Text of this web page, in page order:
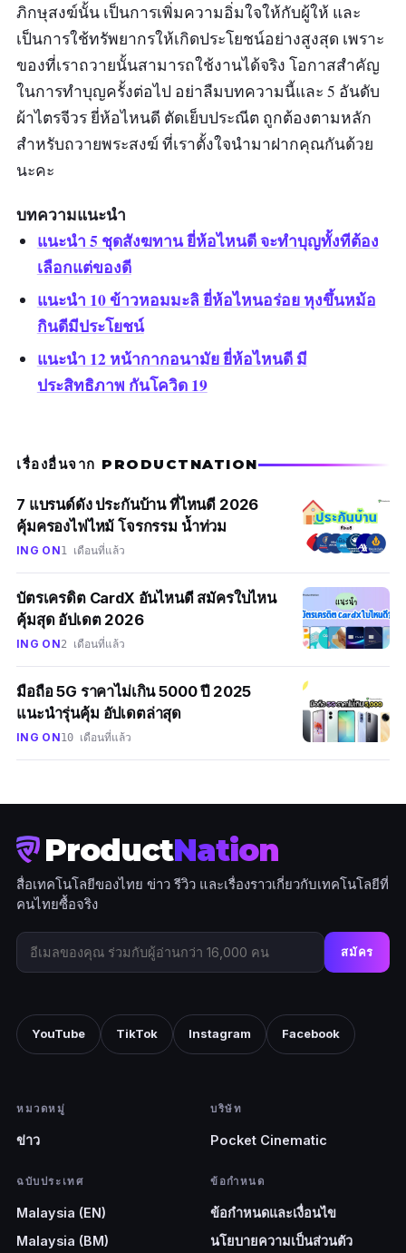
ภิกษุสงฆ์นั้น เป็นการเพิ่มความอิ่มใจให้กับผู้ให้ และ
เป็นการใช้ทรัพยากรให้เกิดประโยชน์อย่างสูงสุด เพราะ
ของที่เราถวายนั้นสามารถใช้งานได้จริง โอกาสสำคัญ
ในการทำบุญครั้งต่อไป อย่าลืมบทความนี้และ 5 อันดับ
ผ้าไตรจีวร ยี่ห้อไหนดี ตัดเย็บประณีต ถูกต้องตามหลัก
สำหรับถวายพระสงฆ์ ที่เราตั้งใจนำมาฝากคุณกันด้วย
นะคะ
บทความแนะนำ
แนะนำ 5 ชุดสังฆทาน ยี่ห้อไหนดี จะทำบุญทั้งทีต้อง
เลือกแต่ของดี
แนะนำ 10 ข้าวหอมมะลิ ยี่ห้อไหนอร่อย หุงขึ้นหม้อ
กินดีมีประโยชน์
แนะนำ 12 หน้ากากอนามัย ยี่ห้อไหนดี มี
ประสิทธิภาพ กันโควิด 19
เรื่องอื่นจาก PRODUCTNATION
7 แบรนด์ดัง ประกันบ้าน ที่ไหนดี 2026
คุ้มครองไฟไหม้ โจรกรรม น้ำท่วม
ING ON1 เดือนที่แล้ว
บัตรเครดิต CardX อันไหนดี สมัครใบไหน
คุ้มสุด อัปเดต 2026
ING ON2 เดือนที่แล้ว
มือถือ 5G ราคาไม่เกิน 5000 ปี 2025
แนะนำรุ่นคุ้ม อัปเดตล่าสุด
ING ON10 เดือนที่แล้ว
ProductNation
สื่อเทคโนโลยีของไทย ข่าว รีวิว และเรื่องราวเกี่ยวกับเทคโนโลยีที่
คนไทยซื้อจริง
สมัคร
YouTube TikTok Instagram Facebook
หมวดหมู่
ข่าว
บริษัท
Pocket Cinematic
ฉบับประเทศ
Malaysia (EN)
Malaysia (BM)
ข้อกำหนด
ข้อกำหนดและเงื่อนไข
นโยบายความเป็นส่วนตัว